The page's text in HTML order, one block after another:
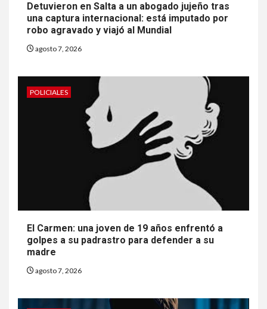
Detuvieron en Salta a un abogado jujeño tras
una captura internacional: está imputado por
robo agravado y viajó al Mundial
agosto 7, 2026
POLICIALES
El Carmen: una joven de 19 años enfrentó a
golpes a su padrastro para defender a su
madre
agosto 7, 2026